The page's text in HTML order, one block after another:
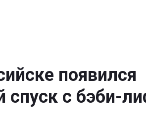
появился
с бэби-